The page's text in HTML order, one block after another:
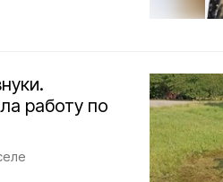
работу по